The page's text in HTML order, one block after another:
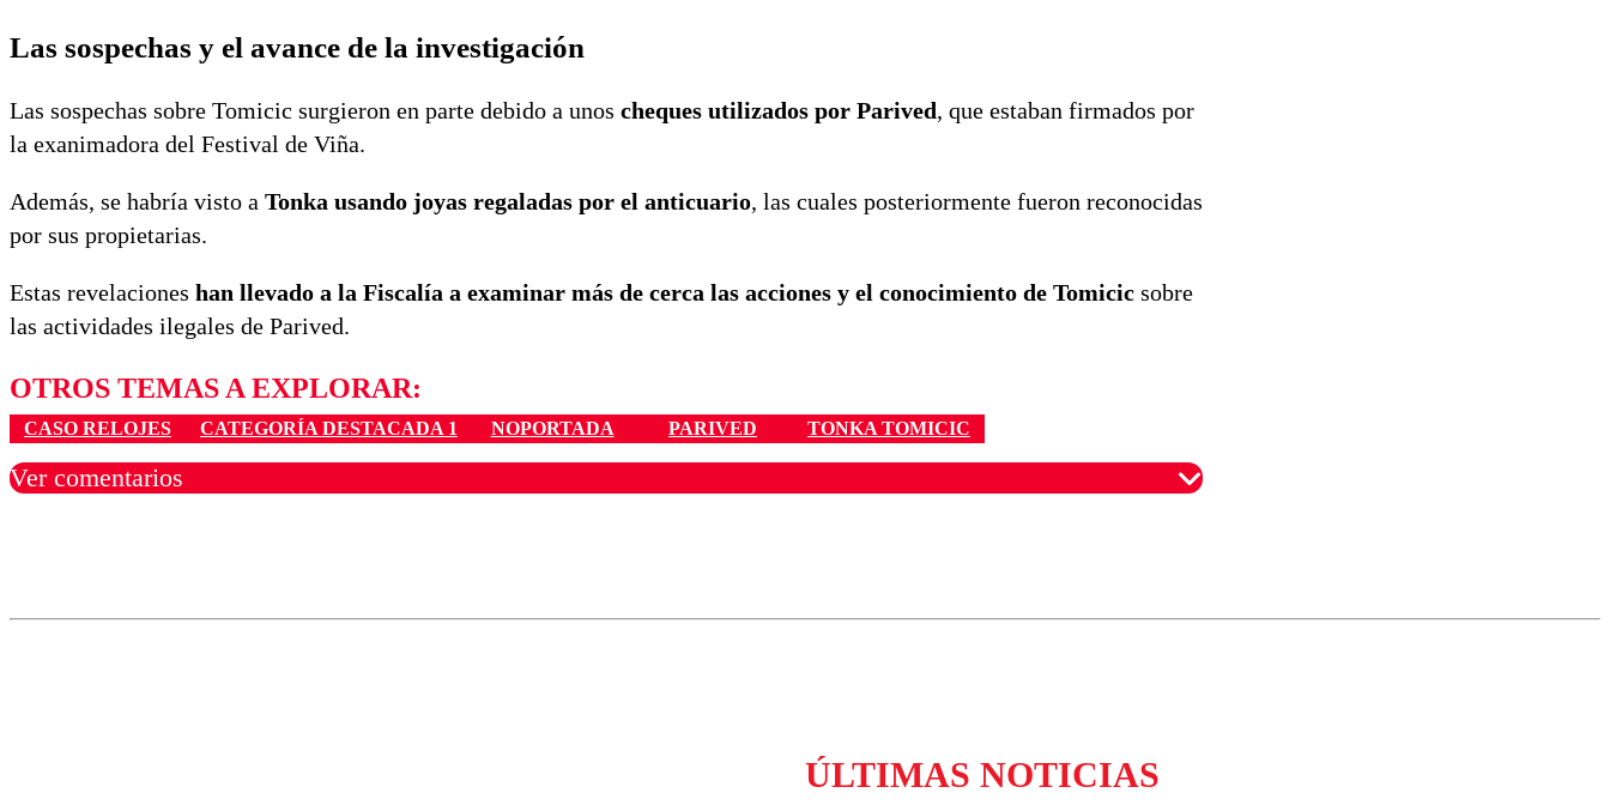
Las sospechas y el avance de la investigación
Las sospechas sobre Tomicic surgieron en parte debido a unos cheques utilizados por Parived, que estaban firmados por
la exanimadora del Festival de Viña.
Además, se habría visto a Tonka usando joyas regaladas por el anticuario, las cuales posteriormente fueron reconocidas
por sus propietarias.
Estas revelaciones han llevado a la Fiscalía a examinar más de cerca las acciones y el conocimiento de Tomicic sobre
las actividades ilegales de Parived.
OTROS TEMAS A EXPLORAR:
CASO RELOJES CATEGORÍA DESTACADA 1 NOPORTADA PARIVED TONKA TOMICIC
Ver comentarios
ÚLTIMAS NOTICIAS